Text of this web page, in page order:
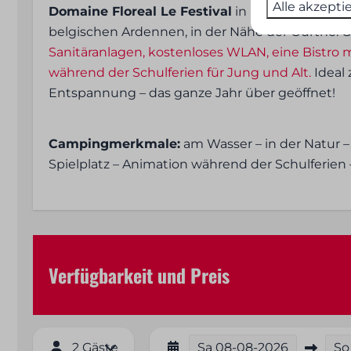
< 100 m²
Elektrizität
Zentrale
Freistehend
In der Nähe
In der Nähe
Am Wasser
Domaine Floreal Le Festival in Rendeux: ein
belgischen Ardennen, in der Nähe der Ourthe.
Sanitäranlagen, kostenloses WLAN, eine Bistro
während der Schulferien für Jung und Alt. Ideal
Entspannung – das ganze Jahr über geöffnet!
Campingmerkmale: am Wasser – in der Natur
Spielplatz – Animation während der
Verfügbarkeit und Preis
2 Gäste Sa 08-08-2026 So
Alle